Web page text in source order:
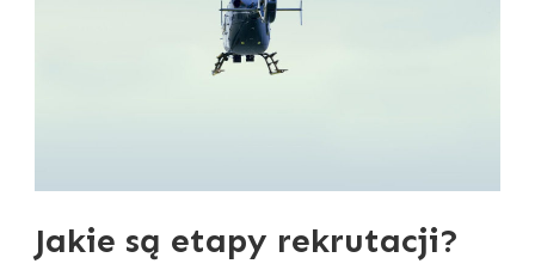
Jakie są etapy rekrutacji?